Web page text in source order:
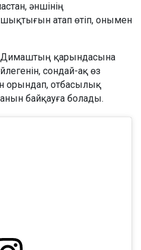
әншінің
атап өтіп, онымен
Димаштың қарындасына
сондай-ақ өз
орындап, отбасылық
байқауға болады.